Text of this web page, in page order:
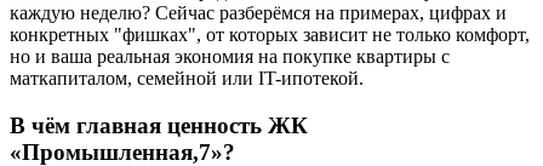
каждую неделю? Сейчас разберёмся на примерах, цифрах и
конкретных "фишках", от которых зависит не только комфорт,
но и ваша реальная экономия на покупке квартиры с
маткапиталом, семейной или IT-ипотекой.
В чём главная ценность ЖК
«Промышленная,7»?